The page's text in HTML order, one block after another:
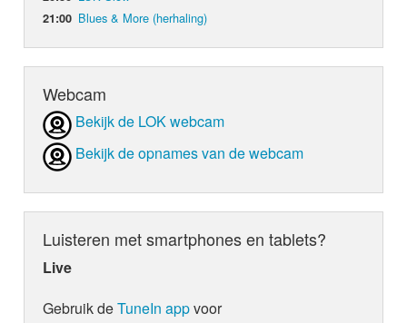
21:00 Blues & More (herhaling)
Webcam
Bekijk de LOK webcam
Bekijk de opnames van de webcam
Luisteren met smartphones en tablets?
Live
Gebruik deTuneIn appvoor